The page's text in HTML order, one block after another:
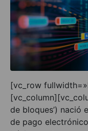
[vc_row
de bloques’) nació
de pago